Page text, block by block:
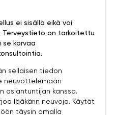
ei sisällä eikä voi
Terveystieto on tarkoitettu
korvaa
sellaisen tiedon
neuvottelemaan
asiantuntijan kanssa.
lääkärin neuvoja. Käytät
täysin omalla